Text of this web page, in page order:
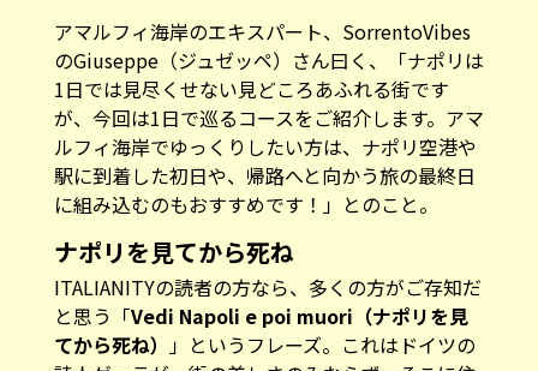
アマルフィ海岸のエキスパート、 SorrentoVibes
のGiuseppe（ジュゼッペ）さん曰く、「ナポリは
1日では見尽くせない見どころあふれる街です
が、今回は1日で巡るコースをご紹介します。アマ
ルフィ海岸でゆっくりしたい方は、ナポリ空港や
駅に到着した初日や、帰路へと向かう旅の最終日
に組み込むのもおすすめです！」とのこと。
ナポリを見てから死ね
ITALIANITYの読者の方なら、多くの方がご存知だ
と思う「Vedi Napoli e poi muori（ナポリを見
てから死ね）
」というフレーズ。これはドイツの